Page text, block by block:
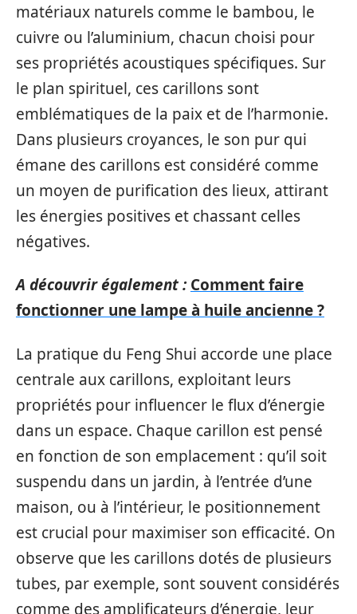
matériaux naturels comme le bambou, le
cuivre ou l’aluminium, chacun choisi pour
ses propriétés acoustiques spécifiques. Sur
le plan spirituel, ces carillons sont
emblématiques de la paix et de l’harmonie.
Dans plusieurs croyances, le son pur qui
émane des carillons est considéré comme
un moyen de purification des lieux, attirant
les énergies positives et chassant celles
négatives.
A découvrir également : Comment faire
fonctionner une lampe à huile ancienne ?
La pratique du Feng Shui accorde une place
centrale aux carillons, exploitant leurs
propriétés pour influencer le flux d’énergie
dans un espace. Chaque carillon est pensé
en fonction de son emplacement : qu’il soit
suspendu dans un jardin, à l’entrée d’une
maison, ou à l’intérieur, le positionnement
est crucial pour maximiser son efficacité. On
observe que les carillons dotés de plusieurs
tubes, par exemple, sont souvent considérés
comme des amplificateurs d’énergie, leur